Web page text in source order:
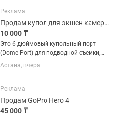
пластике (не критично, не...
Реклама
Продам купол для экшен камеры GoPro
10 000 ₸
Это 6-дюймовый купольный порт
(Dome Port) для подводной съемки,
предназначенный для использования
с экшн-камерами.Упаковка содержит
разделяющих водную поверхность...
Астана, вчера
Реклама
Продам GoPro Hero 4
45 000 ₸